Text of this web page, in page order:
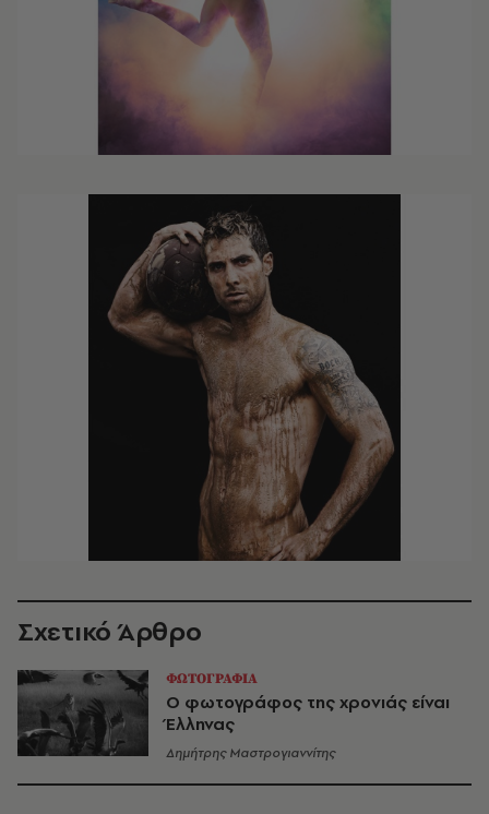
Σχετικό Άρθρο
ΦΩΤΟΓΡΑΦΙΑ
Ο φωτογράφος της χρονιάς είναι
Έλληνας
Δημήτρης Μαστρογιαννίτης